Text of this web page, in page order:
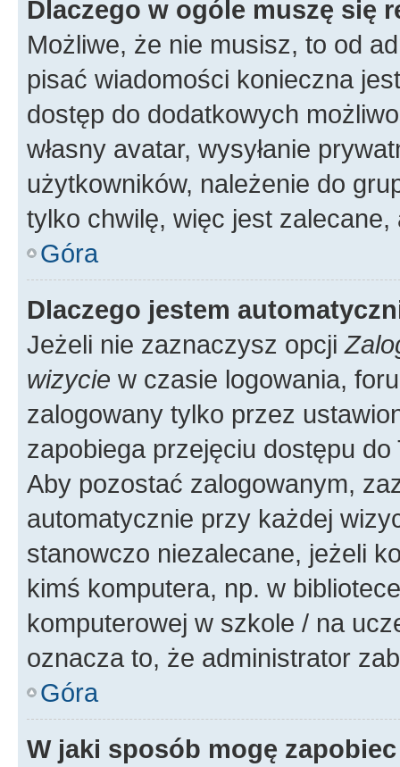
Dlaczego w ogóle muszę się
Możliwe, że nie musisz, to od
pisać wiadomości konieczna
dostęp do dodatkowych
własny avatar, wysyłanie
użytkowników, należenie do
tylko chwilę, więc jest zalecane,
Góra
Dlaczego jestem
Jeżeli nie zaznaczysz opcji
wizycie w czasie logowania,
zalogowany tylko przez
zapobiega przejęciu dostępu
Aby pozostać zalogowanym,
automatycznie przy każdej
stanowczo niezalecane, jeżeli
kimś komputera, np. w
komputerowej w szkole / na
oznacza to, że administrator
Góra
W jaki sposób mogę